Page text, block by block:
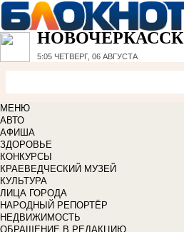
НОВОЧЕРКАССК
5:05 ЧЕТВЕРГ, 06 АВГУСТА
МЕНЮ
АВТО
АФИША
ЗДОРОВЬЕ
КОНКУРСЫ
КРАЕВЕДЧЕСКИЙ МУЗЕЙ
КУЛЬТУРА
ЛИЦА ГОРОДА
НАРОДНЫЙ РЕПОРТЁР
НЕДВИЖИМОСТЬ
ОБРАЩЕНИЕ В РЕДАКЦИЮ